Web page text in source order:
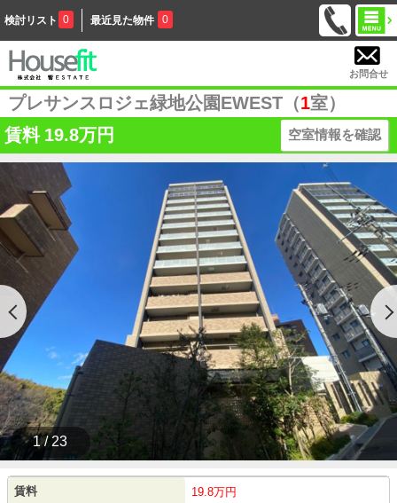
検討リスト 0 最近見た物件 0
お問合せ
プレサンスロジェ緑地公園EWEST（1室）
賃料 19.8万円 空室情報を確認
1 / 23
賃料 19.8万円